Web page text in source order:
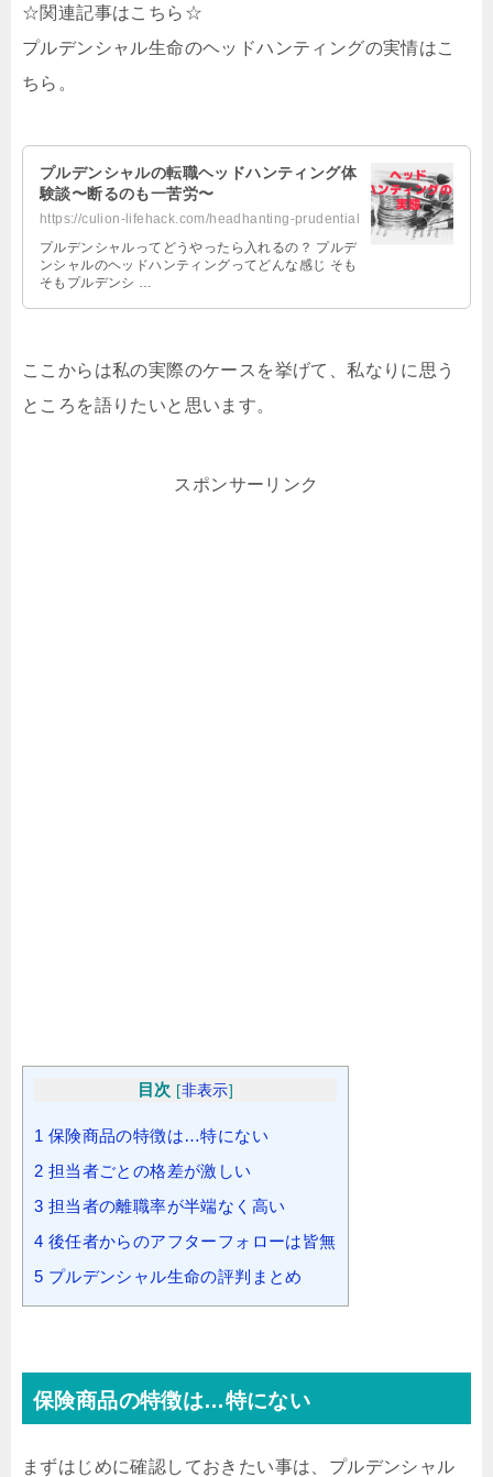
☆関連記事はこちら☆
プルデンシャル生命のヘッドハンティングの実情はこ
ちら。
プルデンシャルの転職ヘッドハンティング体
験談〜断るのも一苦労〜
https://culion-lifehack.com/headhanting-prudential
プルデンシャルってどうやったら入れるの？ プルデ
ンシャルのヘッドハンティングってどんな感じ そも
そもプルデンシ …
ここからは私の実際のケースを挙げて、私なりに思う
ところを語りたいと思います。
スポンサーリンク
目次 [非表示]
1 保険商品の特徴は…特にない
2 担当者ごとの格差が激しい
3 担当者の離職率が半端なく高い
4 後任者からのアフターフォローは皆無
5 プルデンシャル生命の評判まとめ
保険商品の特徴は…特にない
まずはじめに確認しておきたい事は、プルデンシャル